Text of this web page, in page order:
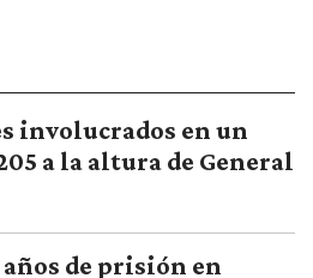
involucrados en un
a la altura de General
años de prisión en